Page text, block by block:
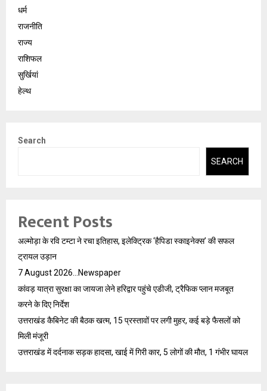
धर्म
राजनीति
राज्य
राशिफल
सुर्खियां
हेल्थ
Search
SEARCH
Recent Posts
अल्मोड़ा के रवि टम्टा ने रचा इतिहास, इलेक्ट्रिक ‘हैपिडा स्काइनेक्स’ की सफल
ट्रायल उड़ान
7 August 2026…Newspaper
कांवड़ यात्रा सुरक्षा का जायजा लेने हरिद्वार पहुंचे एडीजी, ट्रैफिक प्लान मजबूत
करने के दिए निर्देश
उत्तराखंड कैबिनेट की बैठक खत्म, 15 प्रस्तावों पर लगी मुहर, कई बड़े फैसलों को
मिली मंजूरी
उत्तराखंड में दर्दनाक सड़क हादसा, खाई में गिरी कार, 5 लोगों की मौत, 1 गंभीर घायल